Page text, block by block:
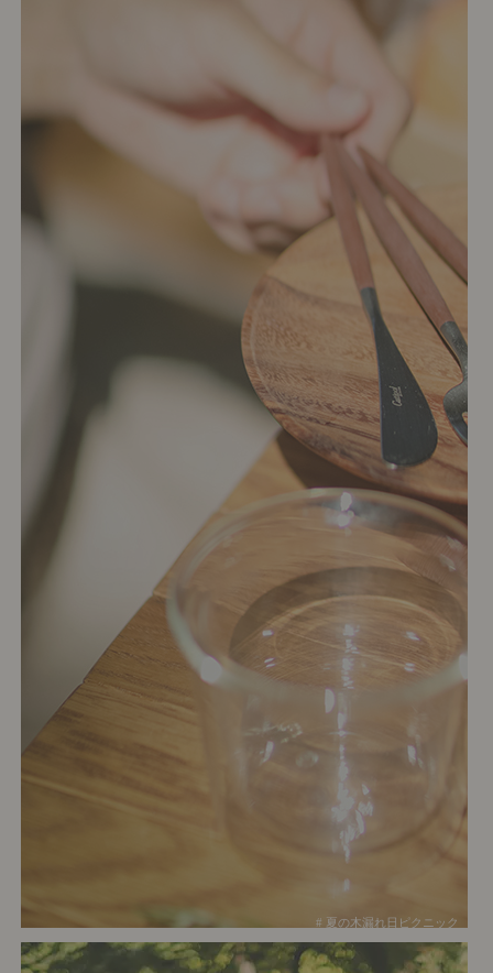
# 夏の木漏れ日ピクニック